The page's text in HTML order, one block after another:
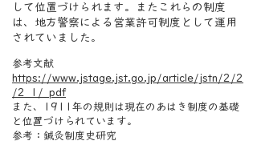
して位置づけられます。また これらの制度
は、地方警察による営業許可制度として運用
されていました。
参考文献
https://www.jstage.jst.go.jp/article/jstn/2/2
/2_1/_pdf
また、1911年の規則は現在のあはき制度の基礎
と位置づけられています。
参考：鍼灸制度史研究